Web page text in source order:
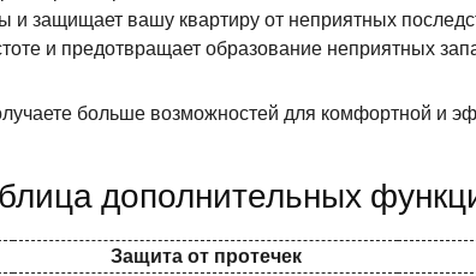
и защищает вашу квартиру от неприятных
и предотвращает образование неприятных
больше возможностей для комфортной и
дополнительных
Защита от протечек